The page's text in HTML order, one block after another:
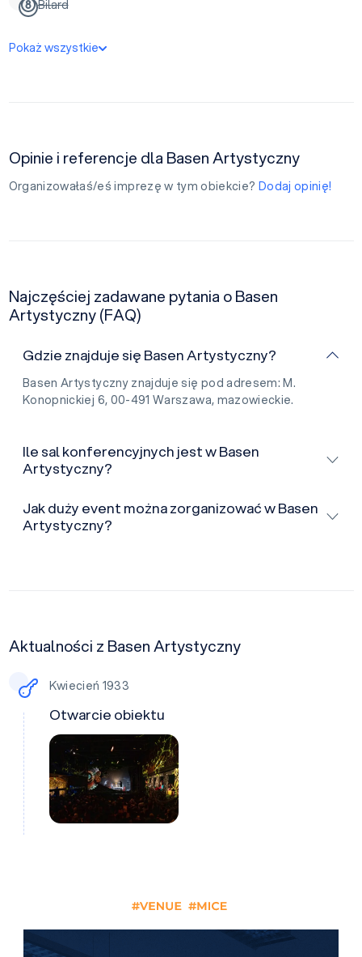
Bilard
Pokaż wszystkie
Opinie i referencje dla Basen Artystyczny
Organizowałaś/eś imprezę w tym obiekcie? Dodaj opinię!
Najczęściej zadawane pytania o Basen
Artystyczny (FAQ)
Gdzie znajduje się Basen Artystyczny?
Basen Artystyczny znajduje się pod adresem: M.
Konopnickiej 6, 00-491 Warszawa, mazowieckie.
Ile sal konferencyjnych jest w Basen
Artystyczny?
Jak duży event można zorganizować w Basen
Artystyczny?
Aktualności z Basen Artystyczny
Kwiecień 1933
Otwarcie obiektu